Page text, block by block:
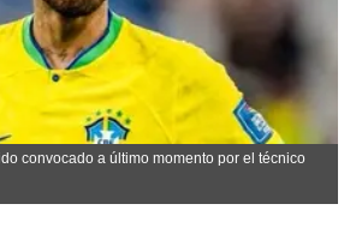
Salud
Es viral
convocado a último momento por el técnico